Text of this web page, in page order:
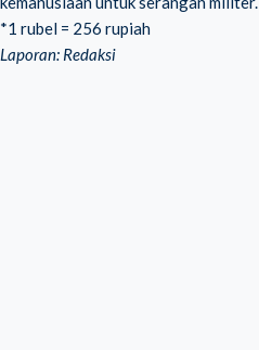
*1 rubel = 256 rupiah
Laporan: Redaksi